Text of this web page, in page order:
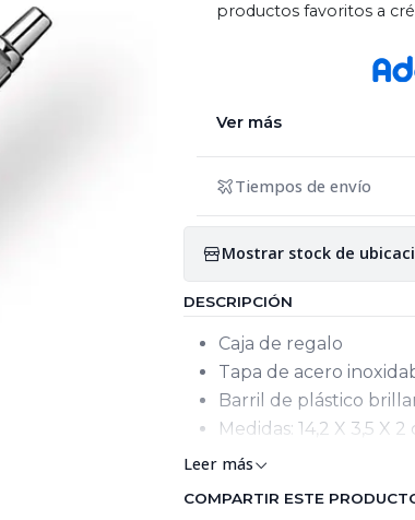
productos favoritos a
Ver más
Tiempos de envío
Mostrar stock de
DESCRIPCIÓN
Caja de regalo
Tapa de acero
Barril de plástico
Medidas: 14,2 X 3,5 X 2
Leer más
COMPARTIR ESTE